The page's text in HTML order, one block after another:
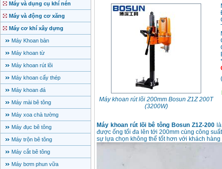
Máy và dụng cụ khí nén
Máy và động cơ xăng
Máy cơ khí xây dựng
Máy Khoan bàn
Máy khoan từ
Máy khoan rút lõi
Máy khoan cấy thép
Máy khoan đá
Máy mài bê tông
Máy xoa chà tường
Máy đục bê tông
Máy trộn bê tông
Máy cắt bê tông
Máy bơm phun vữa
Máy khoan rút lõi 200mm Bosun Z1Z 200T
(3200W)
(
Máy khoan rút lõi bê tông Bosun Z1Z-200
được ống tối đa lên tới 200mm cùng công
sự lựa chọn không thể tốt hơn với khách